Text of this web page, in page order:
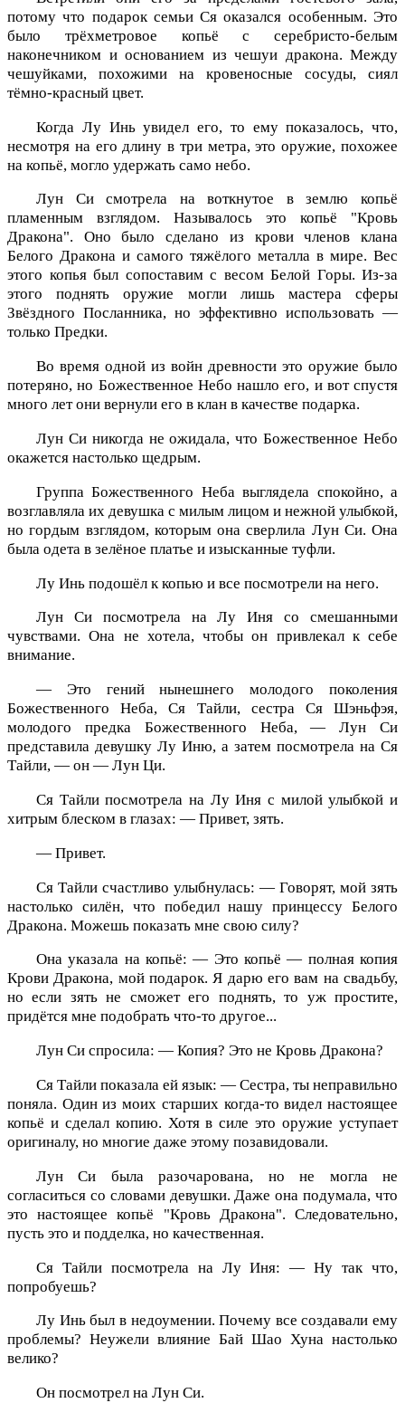
потому что подарок семьи Ся оказался особенным. Это
было трёхметровое копьё с серебристо-белым
наконечником и основанием из чешуи дракона. Между
чешуйками, похожими на кровеносные сосуды, сиял
тёмно-красный цвет.
Когда Лу Инь увидел его, то ему показалось, что,
несмотря на его длину в три метра, это оружие, похожее
на копьё, могло удержать само небо.
Лун Си смотрела на воткнутое в землю копьё
пламенным взглядом. Называлось это копьё "Кровь
Дракона". Оно было сделано из крови членов клана
Белого Дракона и самого тяжёлого металла в мире. Вес
этого копья был сопоставим с весом Белой Горы. Из-за
этого поднять оружие могли лишь мастера сферы
Звёздного Посланника, но эффективно использовать —
только Предки.
Во время одной из войн древности это оружие было
потеряно, но Божественное Небо нашло его, и вот спустя
много лет они вернули его в клан в качестве подарка.
Лун Си никогда не ожидала, что Божественное Небо
окажется настолько щедрым.
Группа Божественного Неба выглядела спокойно, а
возглавляла их девушка с милым лицом и нежной улыбкой,
но гордым взглядом, которым она сверлила Лун Си. Она
была одета в зелёное платье и изысканные туфли.
Лу Инь подошёл к копью и все посмотрели на него.
Лун Си посмотрела на Лу Иня со смешанными
чувствами. Она не хотела, чтобы он привлекал к себе
внимание.
— Это гений нынешнего молодого поколения
Божественного Неба, Ся Тайли, сестра Ся Шэньфэя,
молодого предка Божественного Неба, — Лун Си
представила девушку Лу Иню, а затем посмотрела на Ся
Тайли, — он — Лун Ци.
Ся Тайли посмотрела на Лу Иня с милой улыбкой и
хитрым блеском в глазах: — Привет, зять.
— Привет.
Ся Тайли счастливо улыбнулась: — Говорят, мой зять
настолько силён, что победил нашу принцессу Белого
Дракона. Можешь показать мне свою силу?
Она указала на копьё: — Это копьё — полная копия
Крови Дракона, мой подарок. Я дарю его вам на свадьбу,
но если зять не сможет его поднять, то уж простите,
придётся мне подобрать что-то другое...
Лун Си спросила: — Копия? Это не Кровь Дракона?
Ся Тайли показала ей язык: — Сестра, ты неправильно
поняла. Один из моих старших когда-то видел настоящее
копьё и сделал копию. Хотя в силе это оружие уступает
оригиналу, но многие даже этому позавидовали.
Лун Си была разочарована, но не могла не
согласиться со словами девушки. Даже она подумала, что
это настоящее копьё "Кровь Дракона". Следовательно,
пусть это и подделка, но качественная.
Ся Тайли посмотрела на Лу Иня: — Ну так что,
попробуешь?
Лу Инь был в недоумении. Почему все создавали ему
проблемы? Неужели влияние Бай Шао Хуна настолько
велико?
Он посмотрел на Лун Си.